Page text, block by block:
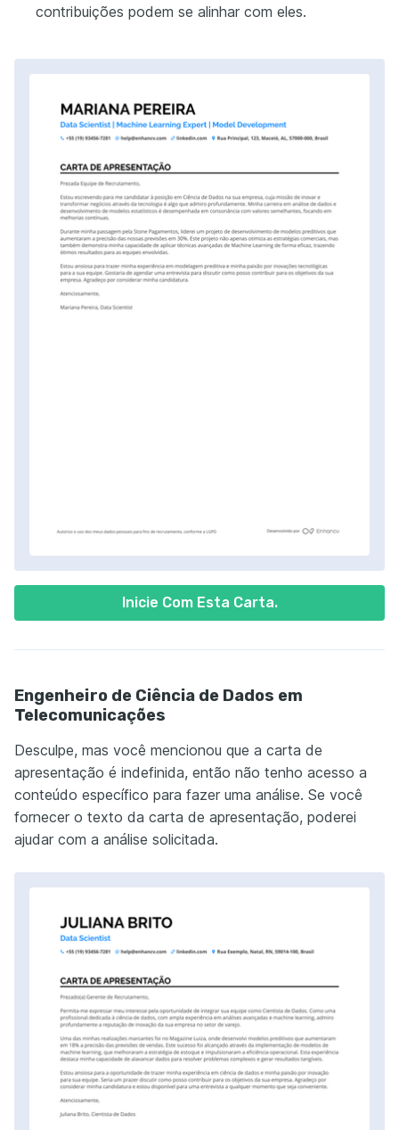
Inicie Com Esta Carta.
contribuições podem se alinhar com eles.
Engenheiro de Ciência de Dados em
Telecomunicações
Desculpe, mas você mencionou que a carta de
apresentação é indefinida, então não tenho acesso a
conteúdo específico para fazer uma análise. Se você
fornecer o texto da carta de apresentação, poderei
ajudar com a análise solicitada.